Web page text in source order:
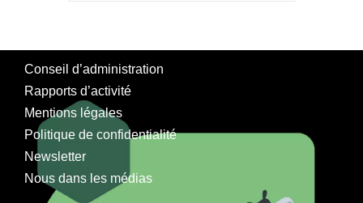
Conseil d’administration
Rapports d’activité
Mentions légales
Politique de confidentialité
Newsletter
Nous dans les médias